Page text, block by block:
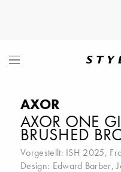
AXOR
AXOR ONE
RUSHED
Vorgestellt: ISH 2025,
Design: Edward Barber,